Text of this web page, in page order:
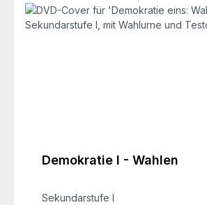
Demokratie I - Wahlen
Sekundarstufe I